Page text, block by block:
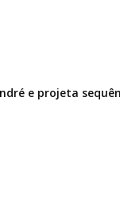
e projeta